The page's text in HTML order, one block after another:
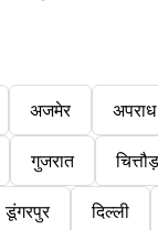
अजमेर अपराध
गुजरात
डूंगरपुर दिल्ली